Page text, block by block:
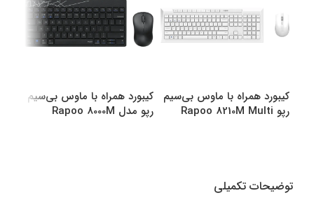
کیبورد همراه با ماوس بی‌سیم
رپو Rapoo 8210M Multi
کیبورد همراه با ماوس بی‌سیم
رپو مدل Rapoo 8000M
توضیحات تکمیلی